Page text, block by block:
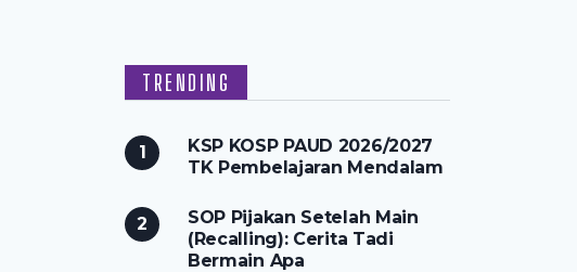
TRENDING
KSP KOSP PAUD 2026/2027
TK Pembelajaran Mendalam
SOP Pijakan Setelah Main
(Recalling): Cerita Tadi
Bermain Apa